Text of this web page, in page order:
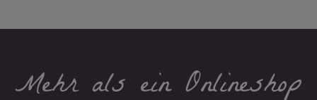
Mehr als ein Onlineshop